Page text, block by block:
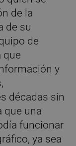
de la
de su
de
que
y
décadas sin
que una
funcionar
ya sea